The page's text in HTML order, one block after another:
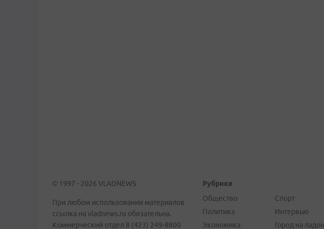
© 1997 - 2026 VLADNEWS
При любом использовании материалов
ссылка на vladnews.ru обязательна.
Коммерческий отдел 8 (423) 249-8800
Рубрики
Общество
Политика
Экономика
Спорт
Интервью
Город на